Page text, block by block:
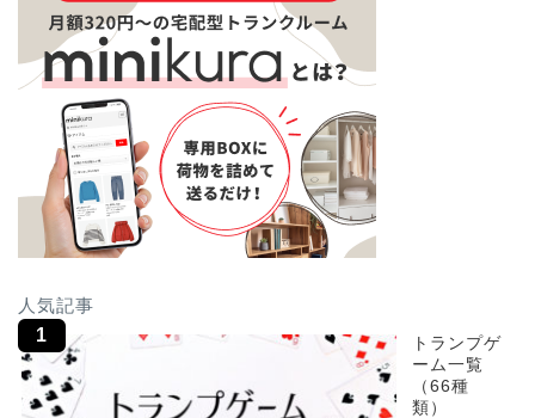
人気記事
トランプゲ
ーム一覧
（66種
類）